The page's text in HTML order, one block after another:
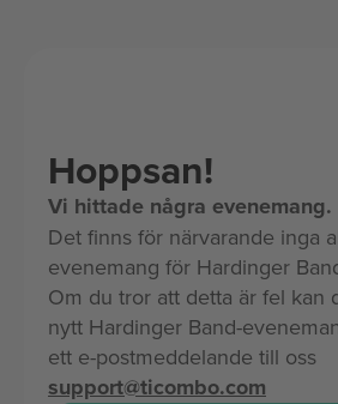
Hoppsan!
Vi hittade några evenemang.
Det finns för närvarande inga
evenemang för Hardinger
Om du tror att detta är fel kan
nytt Hardinger Band-
ett e-postmeddelande till oss
support@ticombo.com